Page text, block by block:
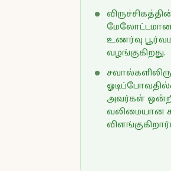
மேலோட்டமான
உணர்வு
வழங்குகிறது.
அவர்கள்
வலிமையான